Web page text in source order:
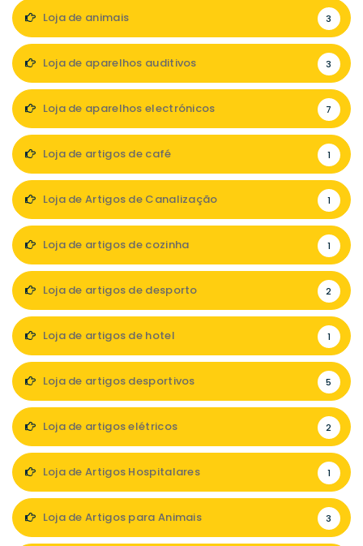
Loja de animais 3
Loja de aparelhos auditivos 3
Loja de aparelhos electrónicos 7
Loja de artigos de café 1
Loja de Artigos de Canalização 1
Loja de artigos de cozinha 1
Loja de artigos de desporto 2
Loja de artigos de hotel 1
Loja de artigos desportivos 5
Loja de artigos elétricos 2
Loja de Artigos Hospitalares 1
Loja de Artigos para Animais 3